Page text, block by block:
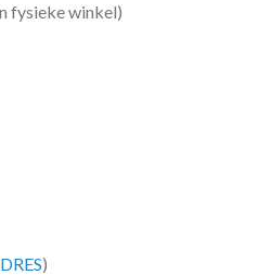
fysieke winkel)
)